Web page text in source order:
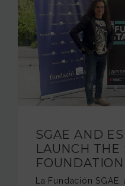
SGAE AND
LAUNCH THE
La Fundación